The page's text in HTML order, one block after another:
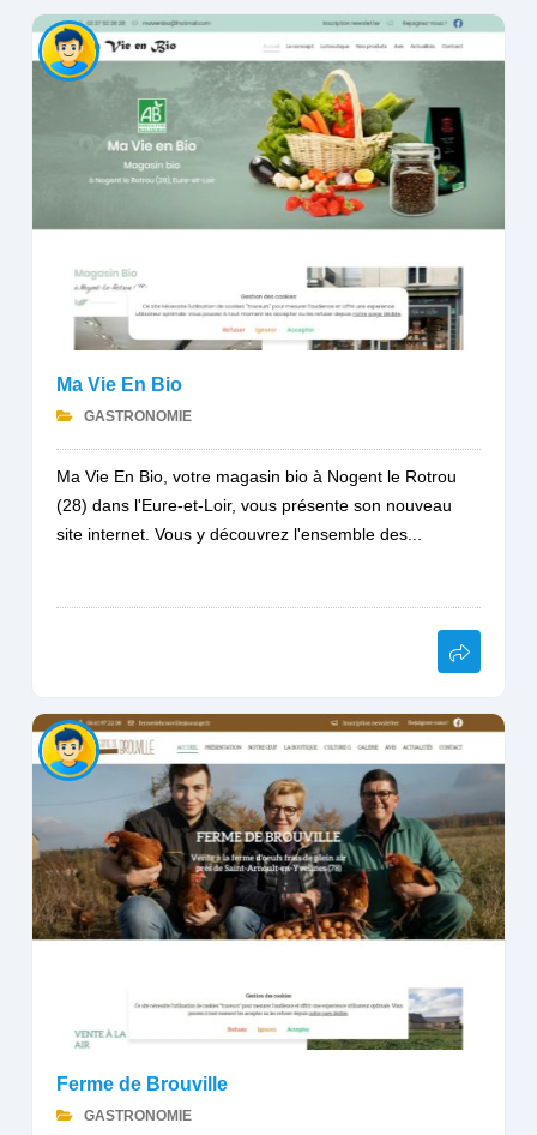
Ma Vie En Bio
GASTRONOMIE
Ma Vie En Bio, votre magasin bio à Nogent le Rotrou
(28) dans l'Eure-et-Loir, vous présente son nouveau
site internet. Vous y découvrez l'ensemble des...
Ferme de Brouville
GASTRONOMIE